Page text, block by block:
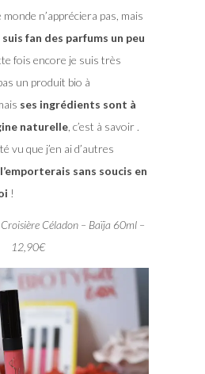
n’appréciera pas, mais
suis fan des parfums un peu
fois encore je suis très
un produit bio à
ses ingrédients sont à
naturelle, c’est à savoir .
vu que j’en ai d’autres
sans soucis en
!
Céladon – Baïja 60ml –
12,90€